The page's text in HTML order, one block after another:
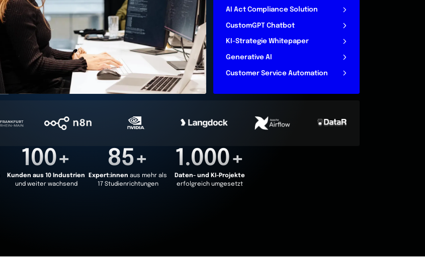
AI Act Compliance Solution
CustomGPT Chatbot
KI-Strategie Whitepaper
Generative AI
Customer Service Automation
100+
Kunden aus 10 Industrien
und weiter wachsend
85+
Expert:innenaus mehr als
17 Studienrichtungen
1.000+
Daten- und KI-Projekte
erfolgreich umgesetzt